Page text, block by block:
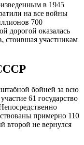
в 1945
на все войны
700
дорогой оказалась
стоившая участникам
бойней за всю
61 государство
примерно 110
второй не вернулся